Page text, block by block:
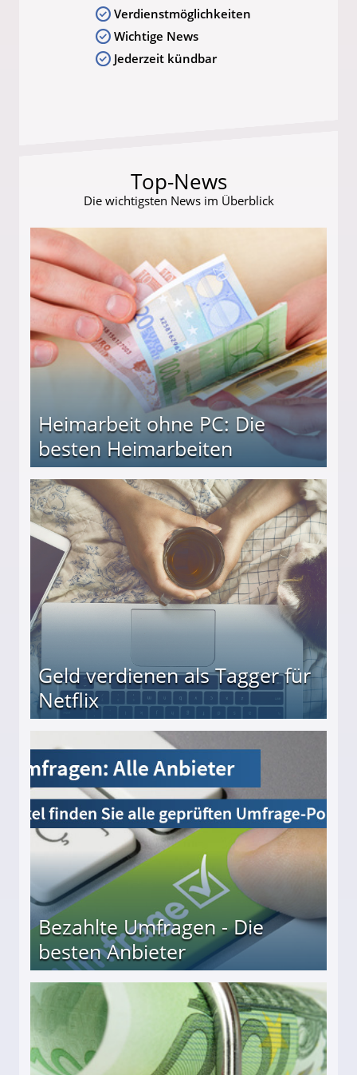
Verdienstmöglichkeiten
Wichtige News
Jederzeit kündbar
Top-News
Die wichtigsten News im Überblick
Heimarbeit ohne PC: Die
besten Heimarbeiten
Geld verdienen als Tagger für
Netflix
Bezahlte Umfragen - Die
besten Anbieter